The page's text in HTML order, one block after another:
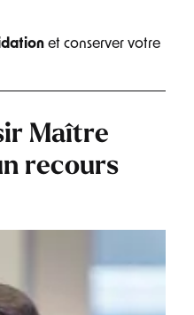
et conserver votre
Maître
recours